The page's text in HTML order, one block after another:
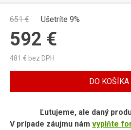
651€ Ušetríte 9%
592 €
481 € bez DPH
DO KOŠÍKA
Ľutujeme, ale daný
V prípade záujmu nám vyplňte